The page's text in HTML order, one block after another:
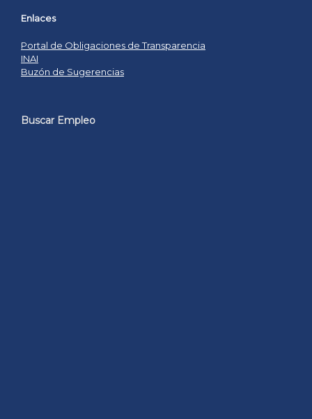
Enlaces
Portal de Obligaciones de Transparencia
INAI
Buzón de Sugerencias
Buscar Empleo